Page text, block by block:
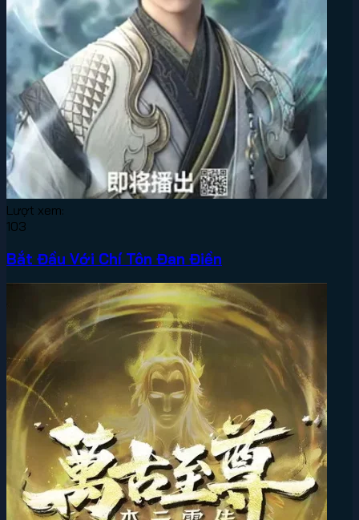
Lượt xem:
103
Bắt Đầu Với Chí Tôn Đan Điền